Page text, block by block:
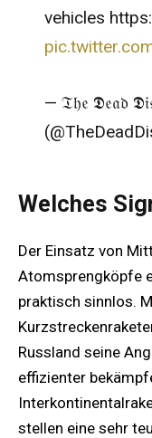
vehicles
— 𝔗𝔥𝔢 𝕯𝔢𝔞𝔡
Welches
Der Einsatz von
Atomsprengköpfe
praktisch sinnlos.
Russland seine
effizienter
stellen eine sehr